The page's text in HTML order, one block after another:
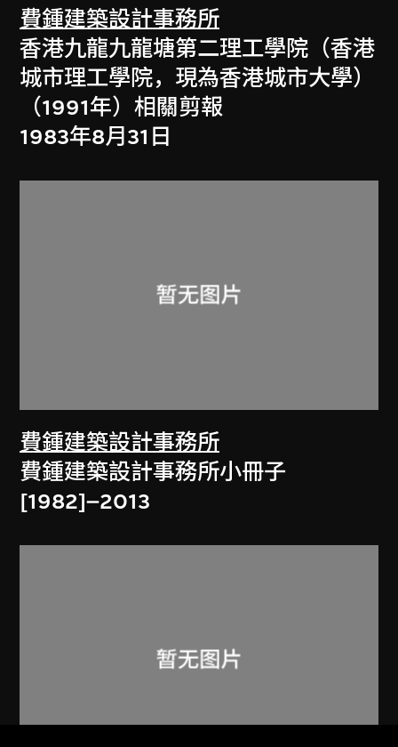
費鍾建築設計事務所
香港九龍九龍塘第二理工學院（香港
城市理工學院，現為香港城市大學）
（1991年）相關剪報
1983年8月31日
費鍾建築設計事務所
費鍾建築設計事務所小冊子
[1982]–2013